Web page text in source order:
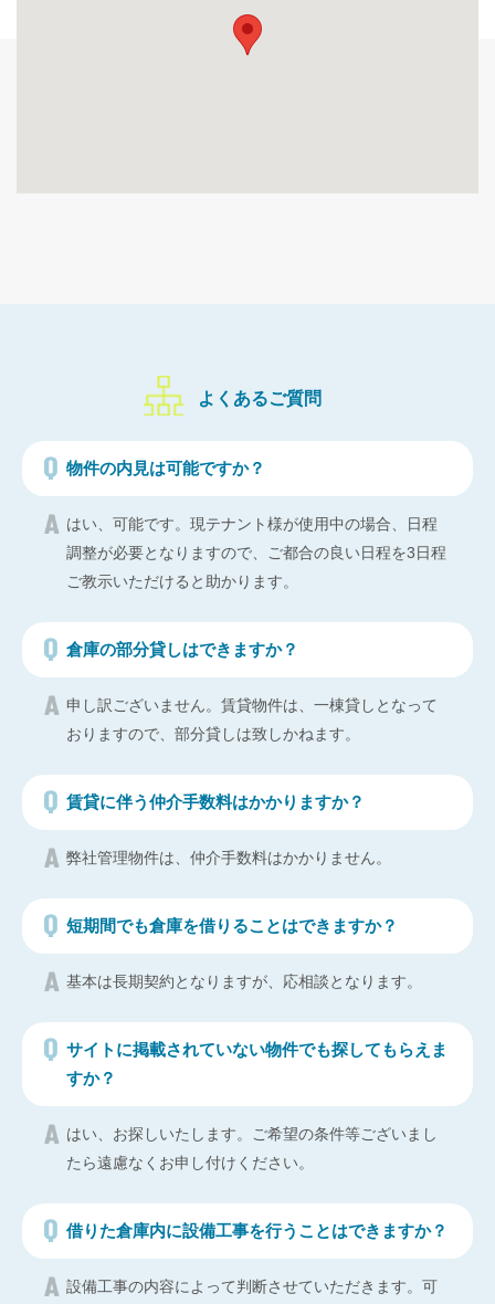
よくあるご質問
物件の内見は可能ですか？
はい、可能です。現テナント様が使用中の場合、日程
調整が必要となりますので、ご都合の良い日程を3日程
ご教示いただけると助かります。
倉庫の部分貸しはできますか？
申し訳ございません。賃貸物件は、一棟貸しとなって
おりますので、部分貸しは致しかねます。
賃貸に伴う仲介手数料はかかりますか？
弊社管理物件は、仲介手数料はかかりません。
短期間でも倉庫を借りることはできますか？
基本は長期契約となりますが、応相談となります。
サイトに掲載されていない物件でも探してもらえま
すか？
はい、お探しいたします。ご希望の条件等ございまし
たら遠慮なくお申し付けください。
借りた倉庫内に設備工事を行うことはできますか？
設備工事の内容によって判断させていただきます。可